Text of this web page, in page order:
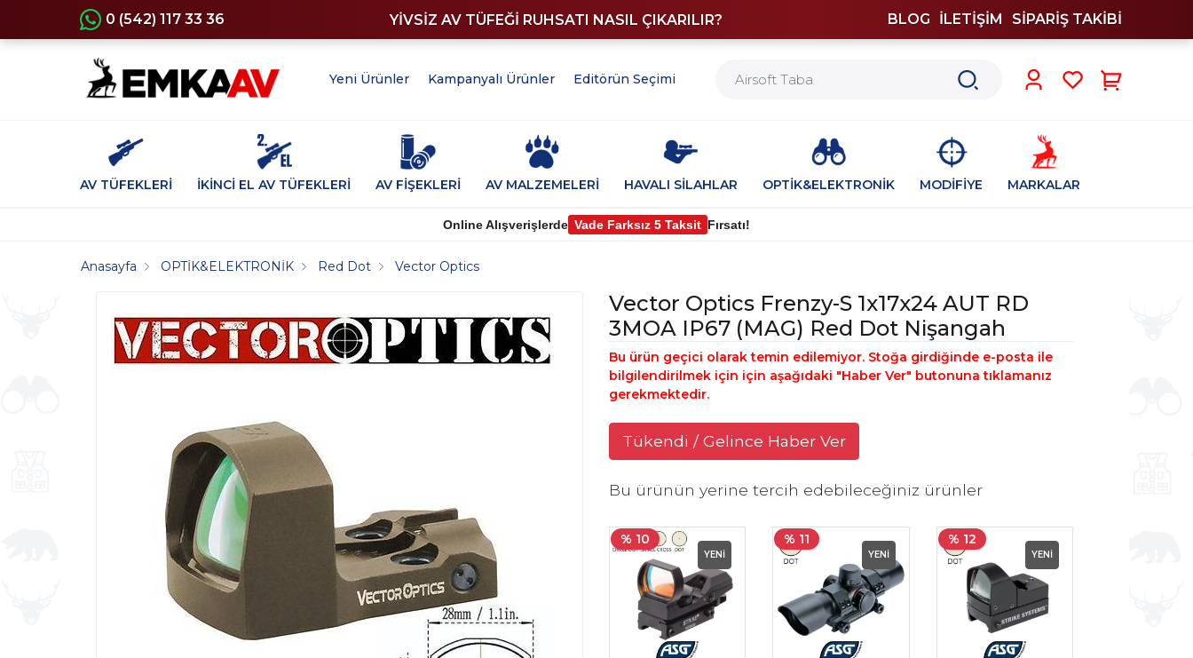
0 (542) 117 33 36 YİVSİZ AV TÜFEĞİ RUHSATI NASIL ÇIKARILIR? BLOG İLETİŞİM SİPARİŞ TAKİBİ
Yeni Ürünler Kampanyalı Ürünler Editörün Seçimi
AV TÜFEKLERİ İKİNCİ EL AV TÜFEKLERİ AV FİŞEKLERİ AV MALZEMELERİ HAVALI SİLAHLAR OPTİK&ELEKTRONİK MODİFİYE MARKALAR
Online Alışverişlerde Vade Farksız 5 Taksit Fırsatı!
Anasayfa OPTİK&ELEKTRONİK Red Dot Vector Optics
Vector Optics Frenzy-S 1x17x24 AUT RD
3MOA IP67 (MAG) Red Dot Nişangah
Bu ürün geçici olarak temin edilemiyor. Stoğa girdiğinde e-posta ile
bilgilendirilmek için için aşağıdaki "Haber Ver" butonuna tıklamanız
gerekmektedir.
Tükendi / Gelince Haber Ver
Bu ürünün yerine tercih edebileceğiniz ürünler
% 10
YENİ
% 11
YENİ
% 12
YENİ